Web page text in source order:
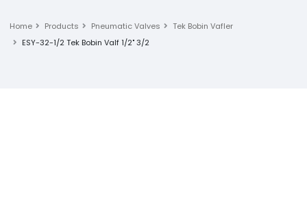
Home Products Pneumatic Valves
Tek Bobin Vafler
ESY-32-1/2 Tek Bobin Valf 1/2" 3/2